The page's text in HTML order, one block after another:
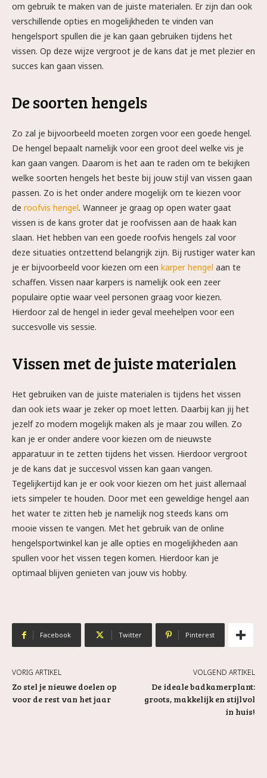
om gebruik te maken van de juiste materialen. Er zijn dan ook
verschillende opties en mogelijkheden te vinden van
hengelsport spullen die je kan gaan gebruiken tijdens het
vissen. Op deze wijze vergroot je de kans dat je met plezier en
succes kan gaan vissen.
De soorten hengels
Zo zal je bijvoorbeeld moeten zorgen voor een goede hengel.
De hengel bepaalt namelijk voor een groot deel welke vis je
kan gaan vangen. Daarom is het aan te raden om te bekijken
welke soorten hengels het beste bij jouw stijl van vissen gaan
passen. Zo is het onder andere mogelijk om te kiezen voor
de roofvis hengel. Wanneer je graag op open water gaat
vissen is de kans groter dat je roofvissen aan de haak kan
slaan. Het hebben van een goede roofvis hengels zal voor
deze situaties ontzettend belangrijk zijn. Bij rustiger water kan
je er bijvoorbeeld voor kiezen om een karper hengel aan te
schaffen. Vissen naar karpers is namelijk ook een zeer
populaire optie waar veel personen graag voor kiezen.
Hierdoor zal de hengel in ieder geval meehelpen voor een
succesvolle vis sessie.
Vissen met de juiste materialen
Het gebruiken van de juiste materialen is tijdens het vissen
dan ook iets waar je zeker op moet letten. Daarbij kan jij het
jezelf zo modern mogelijk maken als je maar zou willen. Zo
kan je er onder andere voor kiezen om de nieuwste
apparatuur in te zetten tijdens het vissen. Hierdoor vergroot
je de kans dat je succesvol vissen kan gaan vangen.
Tegelijkertijd kan je er ook voor kiezen om het juist allemaal
iets simpeler te houden. Door met een geweldige hengel aan
het water te zitten heb je namelijk nog steeds kans om
mooie vissen te vangen. Met het gebruik van de online
hengelsportwinkel kan je alle opties en mogelijkheden aan
spullen voor het vissen tegen komen. Hierdoor kan je
optimaal blijven genieten van jouw vis hobby.
Facebook Twitter Pinterest
VORIG ARTIKEL
Zo stel je nieuwe doelen op
voor de rest van het jaar
VOLGEND ARTIKEL
De ideale badkamerplant:
groots, makkelijk en stijlvol
in huis!